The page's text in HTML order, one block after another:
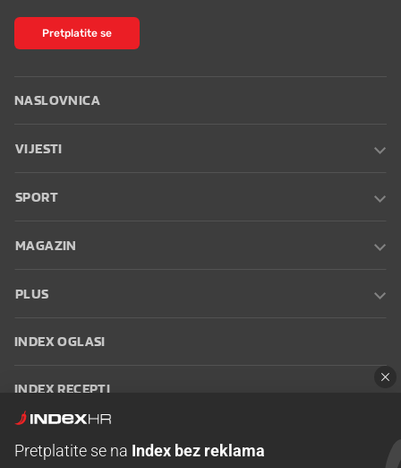
Pretplatite se
NASLOVNICA
VIJESTI
SPORT
MAGAZIN
PLUS
INDEX OGLASI
INDEX RECEPTI
Pretplatite se na Index bez reklama